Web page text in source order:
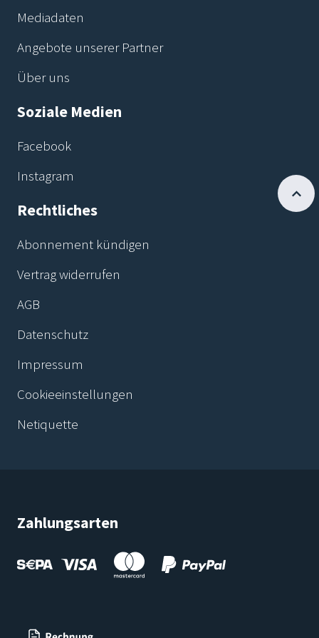
Mediadaten
Angebote unserer Partner
Über uns
Soziale Medien
Facebook
Instagram
Rechtliches
Abonnement kündigen
Vertrag widerrufen
AGB
Datenschutz
Impressum
Cookieeinstellungen
Netiquette
Zahlungsarten